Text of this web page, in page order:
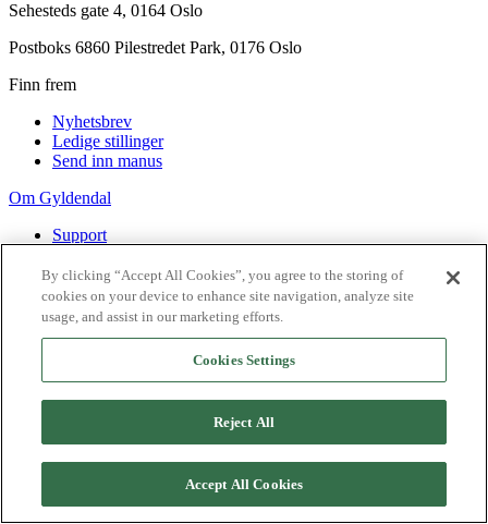
Sehesteds gate 4, 0164 Oslo
Postboks 6860 Pilestredet Park, 0176 Oslo
Finn frem
Nyhetsbrev
Ledige stillinger
Send inn manus
Om Gyldendal
Support
Agency
2026Gyldendal
Personvernerklæringer
Informasjonskapsler
By clicking “Accept All Cookies”, you agree to the storing of
cookies on your device to enhance site navigation, analyze site
usage, and assist in our marketing efforts.
Cookies Settings
Reject All
Accept All Cookies